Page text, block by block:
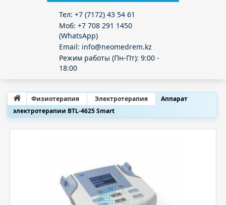
Тел: +7 (7172) 43 54 61
Моб: +7 708 291 1450
(WhatsApp)
Email: info@neomedrem.kz
Режим работы (Пн-Пт): 9:00 -
18:00
Физиотерапия Электротерапия
Аппарат
электротерапии BTL-4625 Smart